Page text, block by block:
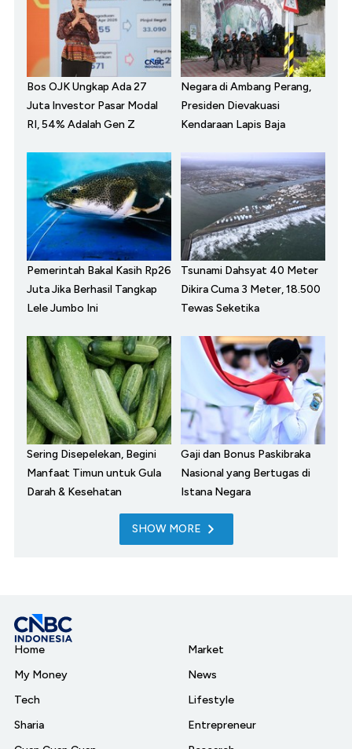
Bos OJK Ungkap Ada 27
Juta Investor Pasar Modal
RI, 54% Adalah Gen Z
Negara di Ambang Perang,
Presiden Dievakuasi
Kendaraan Lapis Baja
Pemerintah Bakal Kasih Rp26
Juta Jika Berhasil Tangkap
Lele Jumbo Ini
Tsunami Dahsyat 40 Meter
Dikira Cuma 3 Meter, 18.500
Tewas Seketika
Sering Disepelekan, Begini
Manfaat Timun untuk Gula
Darah & Kesehatan
Gaji dan Bonus Paskibraka
Nasional yang Bertugas di
Istana Negara
SHOW MORE
Home
My Money
Tech
Sharia
Market
News
Lifestyle
Entrepreneur